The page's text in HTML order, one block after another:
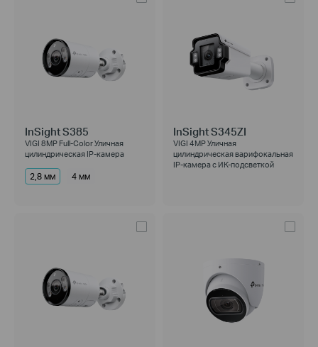
InSight S385
VIGI 8MP Full-Color Уличная
цилиндрическая IP-камера
2,8 мм 4 мм
InSight S345ZI
VIGI 4MP Уличная
цилиндрическая варифокальная
IP-камера с ИК-подсветкой